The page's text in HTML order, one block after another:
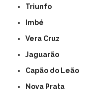
Triunfo
Imbé
Vera Cruz
Jaguarão
Capão do Leão
Nova Prata